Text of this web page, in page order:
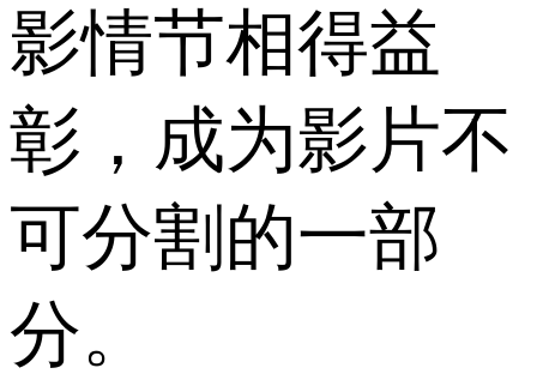
影情节相得益
彰，成为影片不
可分割的一部
分。